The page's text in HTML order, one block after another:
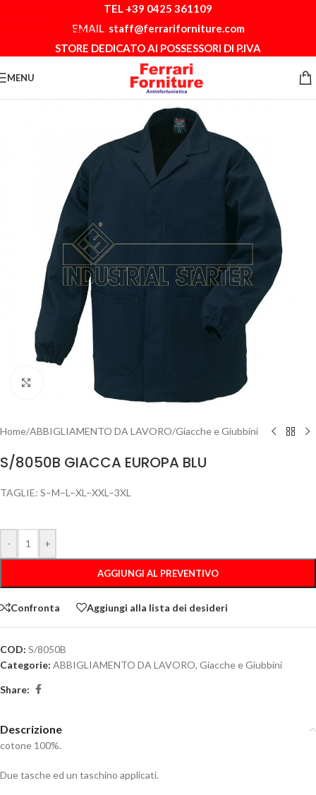
Skip to main content
TEL +39 0425 361109
EMAIL staff@ferrariforniture.com
STORE DEDICATO AI POSSESSORI DI P.IVA
MENU
Clicca per ingrandire
Home/ABBIGLIAMENTO DA LAVORO/Giacche e Giubbini
S/8050B GIACCA EUROPA BLU
TAGLIE: S–M–L–XL–XXL–3XL
- +
AGGIUNGI AL PREVENTIVO
Confronta Aggiungi alla lista dei desideri
COD: S/8050B
Categorie: ABBIGLIAMENTO DA LAVORO, Giacche e Giubbini
Share:
Descrizione
cotone 100%.
Due tasche ed un taschino applicati.